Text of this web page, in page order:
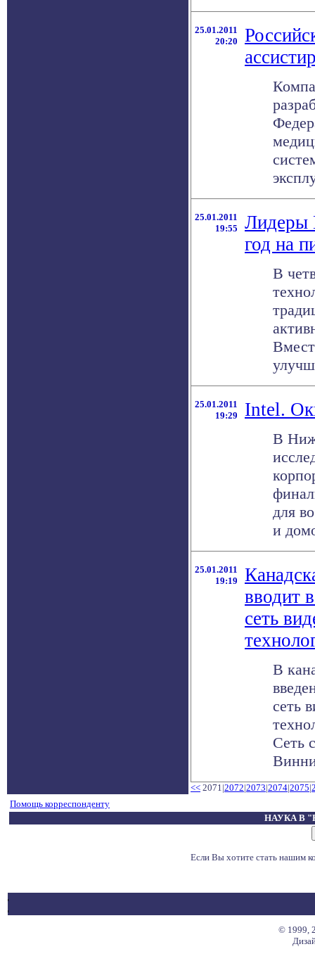
25.01.2011
20:20
25.01.2011
19:55
Лидеры
год на
В
25.01.2011
19:29
Intel.
В
для
и
25.01.2011
19:19
вводит
сеть
В
сеть
Сеть
<< 2071|2072|2073|2074|2075|
Помощь корреспонденту
НАУКА В
Если Вы хотите стать нашим
© 1999,